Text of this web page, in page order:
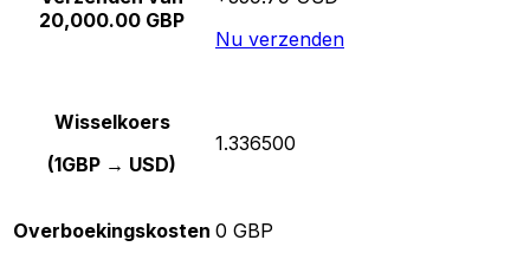
20,000.00 GBP
Nu verzenden
Wisselkoers
(1GBP → USD)
1.336500
Overboekingskosten 0 GBP